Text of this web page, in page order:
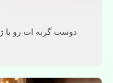
دوست گربه ات رو با